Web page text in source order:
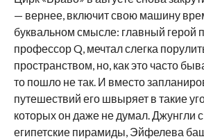
— вернее, включит свою машину
буквальном смысле: главный герой
профессор Q, мечтал слегка
пространством, но, как это часто
то пошло не так. И вместо
путешествий его швыряет в такие
которых он даже не думал. Джунгли
египетские пирамиды, Эйфелева